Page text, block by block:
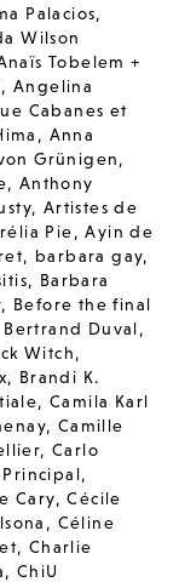
Palacios,
Wilson
Tobelem +
,Angelina
Cabanes et
, Anna
Grünigen,
, Anthony
, Artistes de
Pie,Ayin de
, barbara gay,
, Barbara
, Before the final
Bertrand Duval,
Witch,
, Brandi K.
,Camila Karl
, Camille
,Carlo
Principal,
Cary,Cécile
, Céline
, Charlie
, ChiU